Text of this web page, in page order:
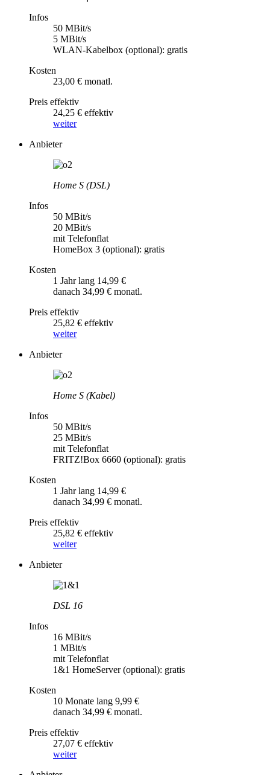
Infos
50 MBit/s
5 MBit/s
WLAN-Kabelbox (optional): gratis
Kosten
23,00 € monatl.
Preis effektiv
24,25 € effektiv
weiter
Anbieter
Home S (DSL)
Infos
50 MBit/s
20 MBit/s
mit Telefonflat
HomeBox 3 (optional): gratis
Kosten
1 Jahr lang 14,99 €
danach 34,99 € monatl.
Preis effektiv
25,82 € effektiv
weiter
Anbieter
Home S (Kabel)
Infos
50 MBit/s
25 MBit/s
mit Telefonflat
FRITZ!Box 6660 (optional): gratis
Kosten
1 Jahr lang 14,99 €
danach 34,99 € monatl.
Preis effektiv
25,82 € effektiv
weiter
Anbieter
DSL 16
Infos
16 MBit/s
1 MBit/s
mit Telefonflat
1&1 HomeServer (optional): gratis
Kosten
10 Monate lang 9,99 €
danach 34,99 € monatl.
Preis effektiv
27,07 € effektiv
weiter